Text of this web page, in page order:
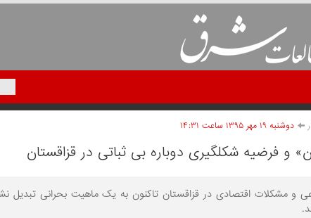
دوشنبه ۱۹ مهر ۱۳۹۵ ساعت ۱۴:۳۱
و فرضیه شکلگیری دوباره بی ثباتی در قزاقستان
و مشکلات اقتصادی در قزاقستان تاکنون به یک ماهیت بحرانی تبدیل